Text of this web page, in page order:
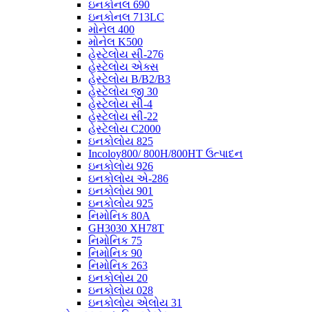
ઇનકોનલ 690
ઇનકોનલ 713LC
મોનેલ 400
મોનેલ K500
હેસ્ટેલોય સી-276
હેસ્ટેલોય એક્સ
હેસ્ટેલોય B/B2/B3
હેસ્ટેલોય જી 30
હેસ્ટેલોય સી-4
હેસ્ટેલોય સી-22
હેસ્ટેલોય C2000
ઇનકોલોય 825
Incoloy800/ 800H/800HT ઉત્પાદન
ઇનકોલોય 926
ઇનકોલોય એ-286
ઇનકોલોય 901
ઇનકોલોય 925
નિમોનિક 80A
GH3030 XH78T
નિમોનિક 75
નિમોનિક 90
નિમોનિક 263
ઇનકોલોય 20
ઇનકોલોય 028
ઇનકોલોય એલોય 31